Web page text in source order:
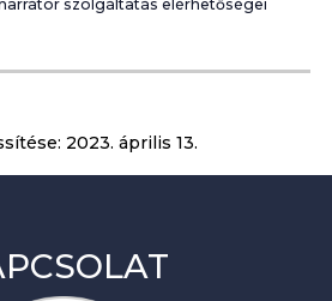
szolgáltatás elérhetőségei
2023. április 13.